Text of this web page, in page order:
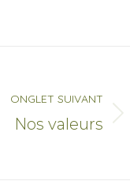
ONGLET SUIVANT
Nos valeurs